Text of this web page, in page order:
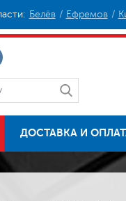
Белёв Ефремов
ДОСТАВКА И